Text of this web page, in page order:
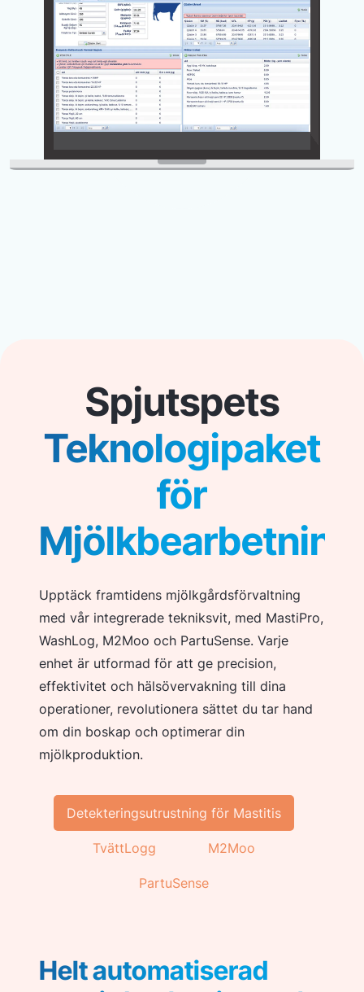
Spjutspets
Teknologipaket
för
Mjölkbearbetning
Upptäck framtidens mjölkgårdsförvaltning
med vår integrerade tekniksvit, med MastiPro,
WashLog, M2Moo och PartuSense. Varje
enhet är utformad för att ge precision,
effektivitet och hälsövervakning till dina
operationer, revolutionera sättet du tar hand
om din boskap och optimerar din
mjölkproduktion.
Detekteringsutrustning för Mastitis
TvättLogg M2Moo
PartuSense
Helt automatiserad